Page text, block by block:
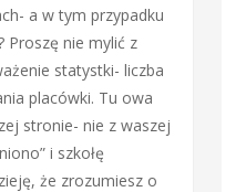
a w tym przypadku
Proszę nie mylić z
statystki- liczba
placówki. Tu owa
stronie- nie z waszej
i szkołę
że zrozumiesz o